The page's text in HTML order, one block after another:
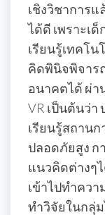
เชิงวิชาการ
ได้ดี เพราะเ
เรียนรู้เทคโน
คิดพินิจพิจาร
อนาคตได้ ผ่า
VR เป็นต้นว่า
เรียนรู้สถาน
ปลอดภัยสูง ก
แนวคิดต่างๆ
เข้าไปทำคว
ทำวิจัยในกลุ่